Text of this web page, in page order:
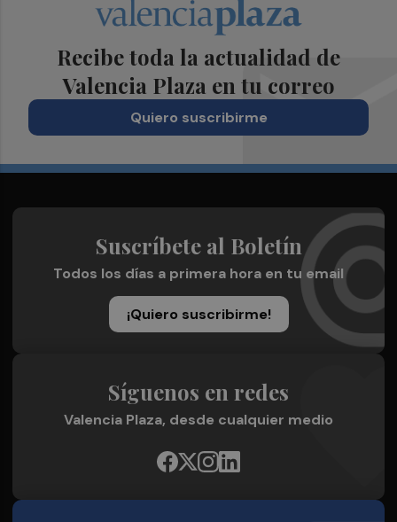
Recibe toda la actualidad de
Valencia Plaza en tu correo
Quiero suscribirme
Suscríbete al Boletín
Todos los días a primera hora en tu email
¡Quiero suscribirme!
Síguenos en redes
Valencia Plaza, desde cualquier medio